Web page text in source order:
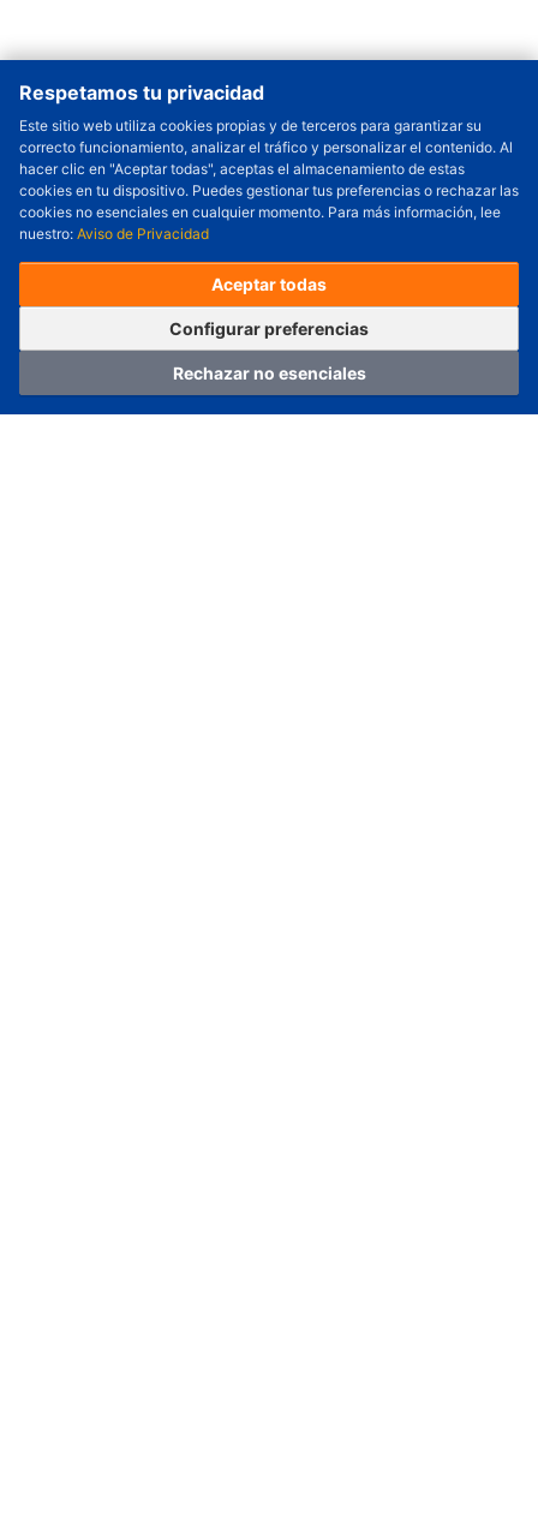
Respetamos tu privacidad
Este sitio web utiliza cookies propias y de terceros para garantizar su
correcto funcionamiento, analizar el tráfico y personalizar el contenido. Al
hacer clic en "Aceptar todas", aceptas el almacenamiento de estas
cookies en tu dispositivo. Puedes gestionar tus preferencias o rechazar las
cookies no esenciales en cualquier momento. Para más información, lee
nuestro: Aviso de Privacidad
Aceptar todas
Configurar preferencias
Rechazar no esenciales
Cantidad a Ordenar - +
Revisar precio y fecha de envío
Precio unitario (USD) :---
(con IVA (USD)) :--- (con IVA (USD)) :---
---
Pedir ahora
Agregar al carrito